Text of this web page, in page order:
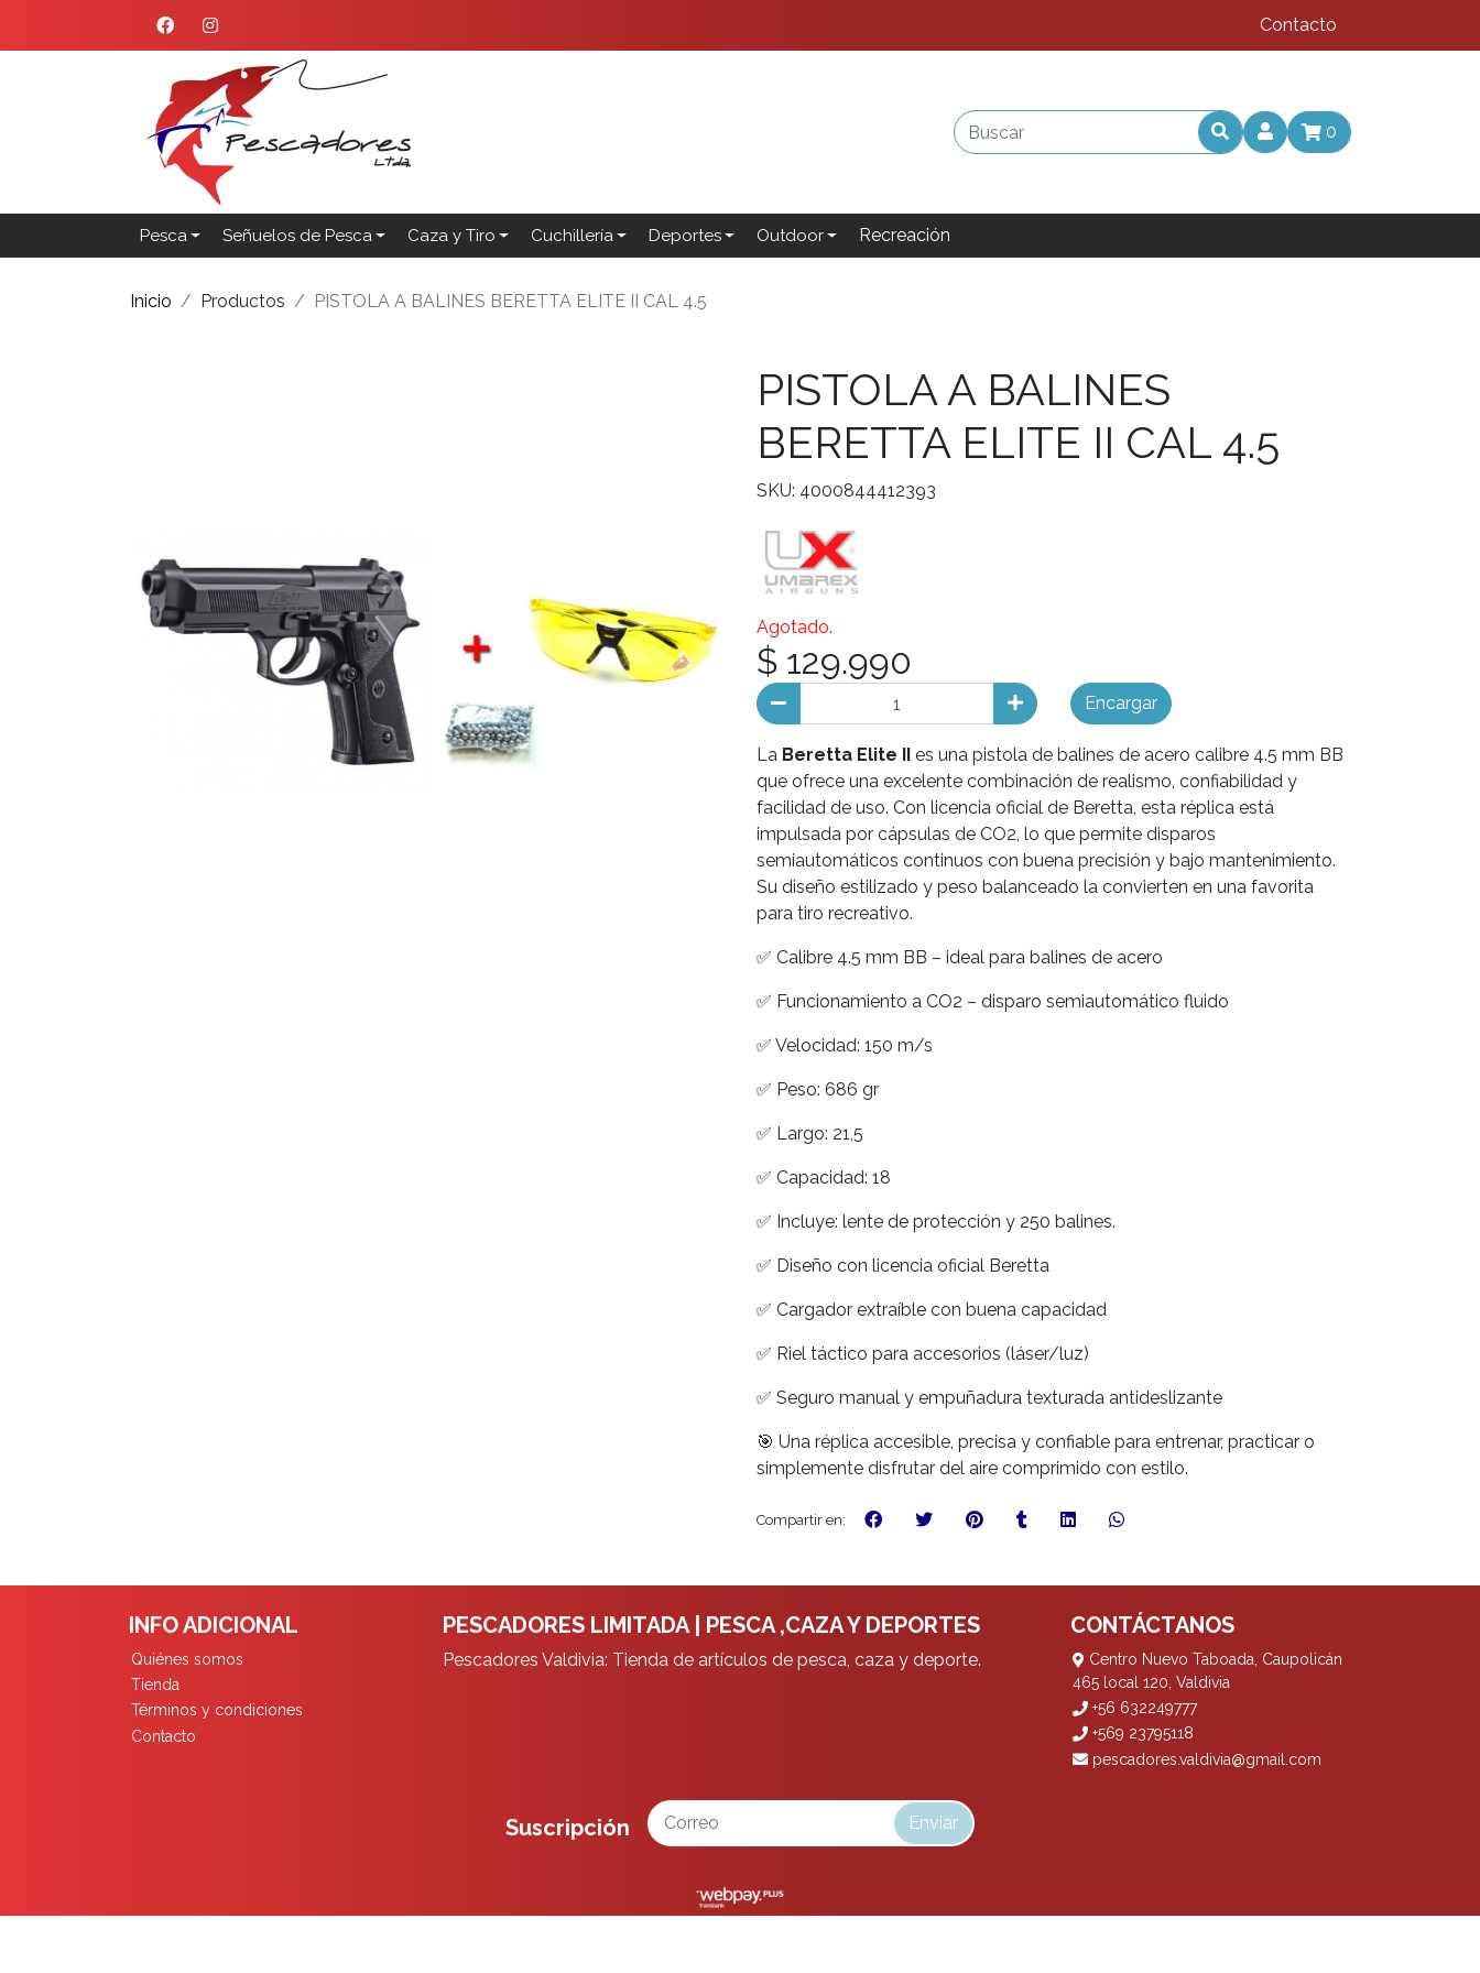
Contacto
0
Pesca Señuelos de Pesca Caza y Tiro Cuchillería Deportes Outdoor Recreación
Inicio Productos PISTOLA A BALINES BERETTA ELITE II CAL 4.5
PISTOLA A BALINES
BERETTA ELITE II CAL 4.5
SKU: 4000844412393
Agotado.
$ 129.990
Encargar
La Beretta Elite II es una pistola de balines de acero calibre 4.5 mm BB
que ofrece una excelente combinación de realismo, confiabilidad y
facilidad de uso. Con licencia oficial de Beretta, esta réplica está
impulsada por cápsulas de CO2, lo que permite disparos
semiautomáticos continuos con buena precisión y bajo mantenimiento.
Su diseño estilizado y peso balanceado la convierten en una favorita
para tiro recreativo.
✅ Calibre 4.5 mm BB – ideal para balines de acero
✅ Funcionamiento a CO2 – disparo semiautomático fluido
✅ Velocidad: 150 m/s
✅ Peso: 686 gr
✅ Largo: 21,5
✅ Capacidad: 18
✅ Incluye: lente de protección y 250 balines.
✅ Diseño con licencia oficial Beretta
✅ Cargador extraíble con buena capacidad
✅ Riel táctico para accesorios (láser/luz)
✅ Seguro manual y empuñadura texturada antideslizante
🎯 Una réplica accesible, precisa y confiable para entrenar, practicar o
simplemente disfrutar del aire comprimido con estilo.
Compartir en:
INFO ADICIONAL
Quiénes somos
Tienda
Términos y condiciones
Contacto
PESCADORES LIMITADA | PESCA ,CAZA Y DEPORTES
Pescadores Valdivia: Tienda de artículos de pesca, caza y deporte.
CONTÁCTANOS
Centro Nuevo Taboada, Caupolicán
465 local 120, Valdivia
+56 632249777
+569 23795118
pescadores.valdivia@gmail.com
Suscripción Enviar